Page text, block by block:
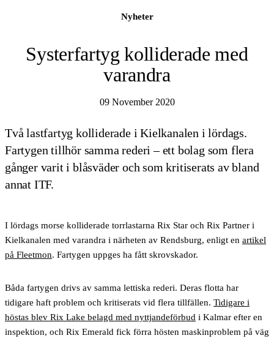
Nyheter
Systerfartyg kolliderade med
varandra
09 November 2020
Två lastfartyg kolliderade i Kielkanalen i lördags.
Fartygen tillhör samma rederi – ett bolag som flera
gånger varit i blåsväder och som kritiserats av bland
annat ITF.
I lördags morse kolliderade torrlastarna Rix Star och Rix Partner i
Kielkanalen med varandra i närheten av Rendsburg, enligt en artikel
på Fleetmon. Fartygen uppges ha fått skrovskador.
Båda fartygen drivs av samma lettiska rederi. Deras flotta har
tidigare haft problem och kritiserats vid flera tillfällen. Tidigare i
höstas blev Rix Lake belagd med nyttjandeförbud i Kalmar efter en
inspektion, och Rix Emerald fick förra hösten maskinproblem på väg